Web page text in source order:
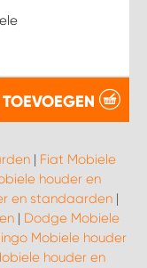
TOEVOEGEN
| Fiat Mobiele
houder en
en standaarden|
| Dodge Mobiele
Mobiele houder
houder en